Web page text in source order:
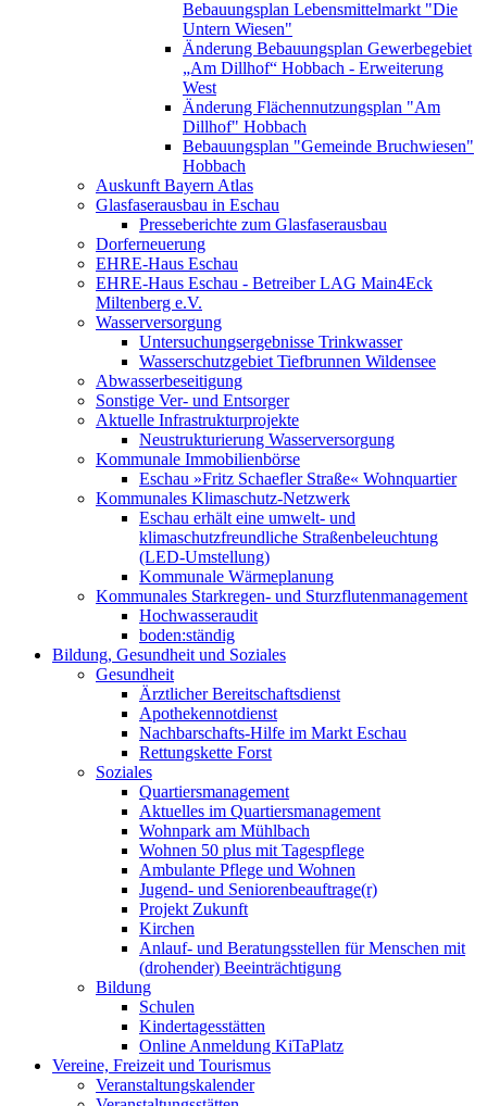
Bebauungsplan Lebensmittelmarkt "Die
Untern Wiesen"
Änderung Bebauungsplan Gewerbegebiet
„Am Dillhof“ Hobbach - Erweiterung
West
Änderung Flächennutzungsplan "Am
Dillhof" Hobbach
Bebauungsplan "Gemeinde Bruchwiesen"
Hobbach
Auskunft Bayern Atlas
Glasfaserausbau in Eschau
Presseberichte zum Glasfaserausbau
Dorferneuerung
EHRE-Haus Eschau
EHRE-Haus Eschau - Betreiber LAG Main4Eck
Miltenberg e.V.
Wasserversorgung
Untersuchungsergebnisse Trinkwasser
Wasserschutzgebiet Tiefbrunnen Wildensee
Abwasserbeseitigung
Sonstige Ver- und Entsorger
Aktuelle Infrastrukturprojekte
Neustrukturierung Wasserversorgung
Kommunale Immobilienbörse
Eschau »Fritz Schaefler Straße« Wohnquartier
Kommunales Klimaschutz-Netzwerk
Eschau erhält eine umwelt- und
klimaschutzfreundliche Straßenbeleuchtung
(LED-Umstellung)
Kommunale Wärmeplanung
Kommunales Starkregen- und Sturzflutenmanagement
Hochwasseraudit
boden:ständig
Bildung, Gesundheit und Soziales
Gesundheit
Ärztlicher Bereitschaftsdienst
Apothekennotdienst
Nachbarschafts-Hilfe im Markt Eschau
Rettungskette Forst
Soziales
Quartiersmanagement
Aktuelles im Quartiersmanagement
Wohnpark am Mühlbach
Wohnen 50 plus mit Tagespflege
Ambulante Pflege und Wohnen
Jugend- und Seniorenbeauftrage(r)
Projekt Zukunft
Kirchen
Anlauf- und Beratungsstellen für Menschen mit
(drohender) Beeinträchtigung
Bildung
Schulen
Kindertagesstätten
Online Anmeldung KiTaPlatz
Vereine, Freizeit und Tourismus
Veranstaltungskalender